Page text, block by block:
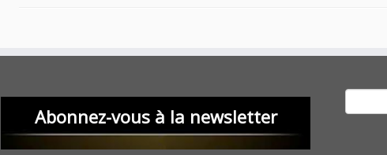
Abonnez-vous à la newsletter